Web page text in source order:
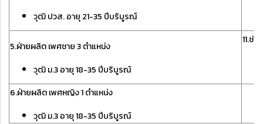
วุฒิ ปวส. อายุ 21-35 ปีบริบูรณ์
5.ฝ่ายผลิต เพศชาย 3 ตำแหน่ง
วุฒิ ม.3 อายุ 18-35 ปีบริบูรณ์
11.ช่
6.ฝ่ายผลิต เพศหญิง 1 ตำแหน่ง
วุฒิ ม.3 อายุ 18-35 ปีบริบูรณ์